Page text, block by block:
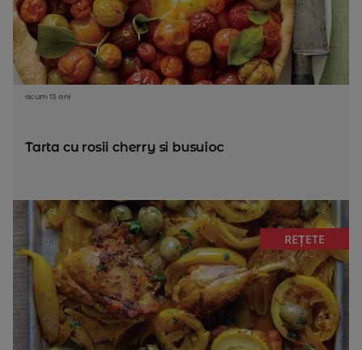
acum 13 ani
Tarta cu rosii cherry si busuioc
REȚETE